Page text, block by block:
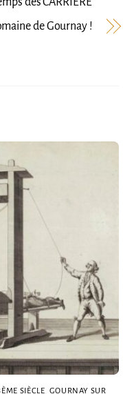
de Gournay !
SIÈCLE GOURNAY SUR